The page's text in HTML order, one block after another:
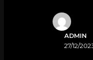
ADMIN
27/12/